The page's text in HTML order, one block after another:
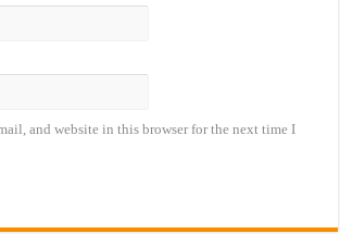
and website in this browser for the next time I